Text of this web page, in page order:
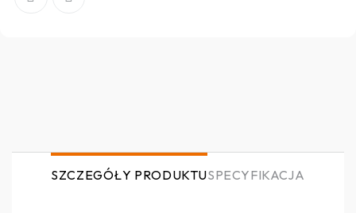
SZCZEGÓŁY PRODUKTUSPECYFIKACJA